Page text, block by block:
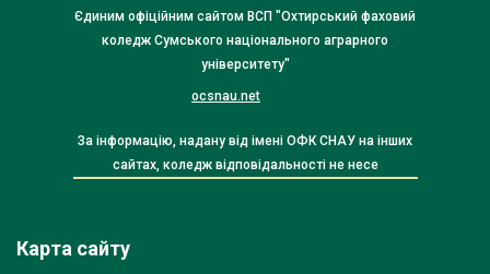
Єдиним офіційним сайтом ВСП "Охтирський фаховий
коледж Сумського національного аграрного
університету"
ocsnau.net
За інформацію, надану від імені ОФК СНАУ на інших
сайтах, коледж відповідальності не несе
Карта сайту